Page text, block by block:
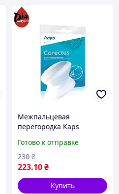
Межпальцевая
перегородка Kaps
Готово к отправке
223.10₴
230 ₴
Купить